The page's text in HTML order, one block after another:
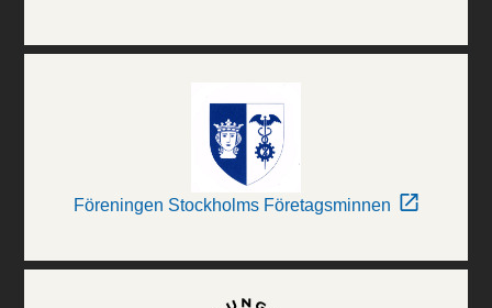
Föreningen Stockholms Företagsminnen